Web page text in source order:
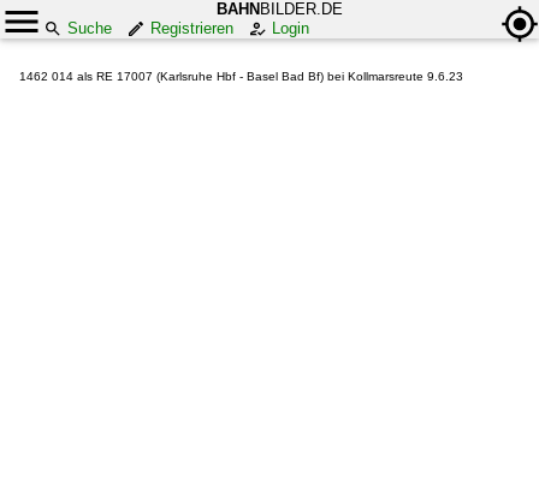
BAHN BILDER.DE
Suche
Registrieren Login
1462 014 als RE 17007 (Karlsruhe Hbf - Basel Bad Bf) bei Kollmarsreute 9.6.23